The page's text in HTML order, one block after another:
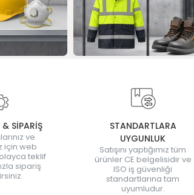
& SİPARİŞ
ve
için web
teklif
sipariş
STANDARTLARA
UYGUNLUK
Satışını yaptığımız tüm
ürünler CE belgelisidir ve
ISO iş güvenliği
standartlarına tam
uyumludur.